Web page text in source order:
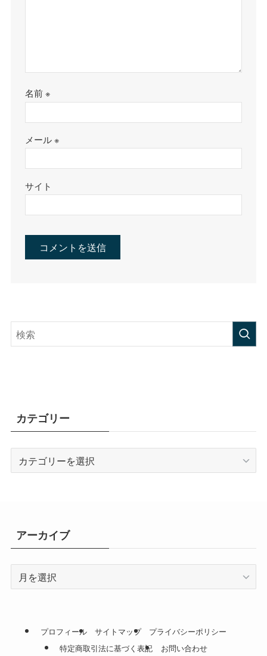
名前※
メール※
サイト
カテゴリー
テ
アーカイブ
ー
プロフィール サイトマップ
プライバシーポリシー
特定商取引法に基づく表記
お問い合わせ